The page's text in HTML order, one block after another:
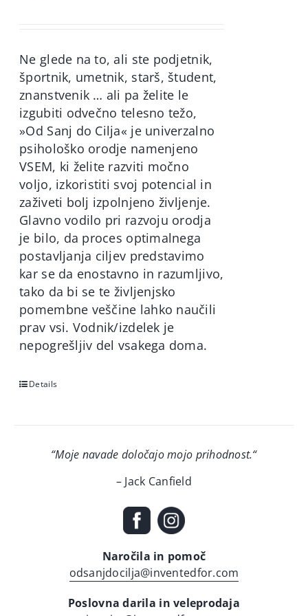
Ne glede na to, ali ste podjetnik,
športnik, umetnik, starš, študent,
znanstvenik … ali pa želite le
izgubiti odvečno telesno težo,
»Od Sanj do Cilja« je univerzalno
psihološko orodje namenjeno
VSEM, ki želite razviti močno
voljo, izkoristiti svoj potencial in
zaživeti bolj izpolnjeno življenje.
Glavno vodilo pri razvoju orodja
je bilo, da proces optimalnega
postavljanja ciljev predstavimo
kar se da enostavno in razumljivo,
tako da bi se te življenjsko
pomembne veščine lahko naučili
prav vsi. Vodnik/izdelek je
nepogrešljiv del vsakega doma.
Details
“Moje navade določajo mojo prihodnost.“
– Jack Canfield
Naročila in pomoč
odsanjdocilja@inventedfor.com
Poslovna darila in veleprodaja